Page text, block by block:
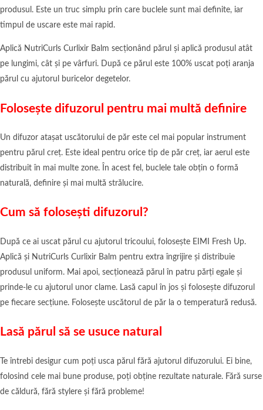
produsul. Este un truc simplu prin care buclele sunt mai definite, iar
timpul de uscare este mai rapid.
Aplică NutriCurls Curlixir Balm secționând părul și aplică produsul atât
pe lungimi, cât și pe vârfuri. După ce părul este 100% uscat poți aranja
părul cu ajutorul buricelor degetelor.
Folosește difuzorul pentru mai multă definire
Un difuzor atașat uscătorului de păr este cel mai popular instrument
pentru părul creț. Este ideal pentru orice tip de păr creț, iar aerul este
distribuit în mai multe zone. În acest fel, buclele tale obțin o formă
naturală, definire și mai multă strălucire.
Cum să folosești difuzorul?
După ce ai uscat părul cu ajutorul tricoului, folosește EIMI Fresh Up.
Aplică și NutriCurls Curlixir Balm pentru extra îngrijire și distribuie
produsul uniform. Mai apoi, secționează părul în patru părți egale și
prinde-le cu ajutorul unor clame. Lasă capul în jos și folosește difuzorul
pe fiecare secțiune. Folosește uscătorul de păr la o temperatură redusă.
Lasă părul să se usuce natural
Te întrebi desigur cum poți usca părul fără ajutorul difuzorului. Ei bine,
folosind cele mai bune produse, poți obține rezultate naturale. Fără surse
de căldură, fără stylere și fără probleme!